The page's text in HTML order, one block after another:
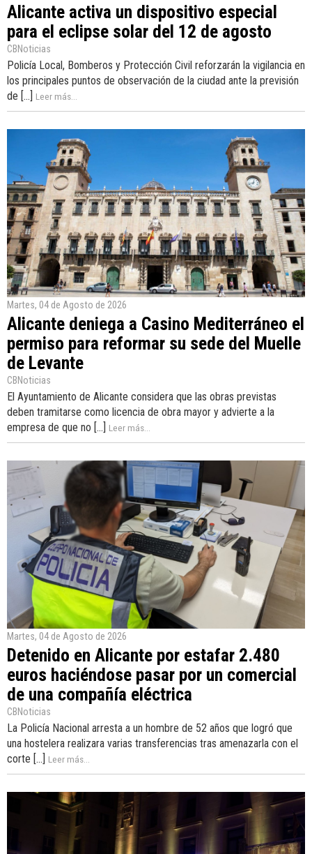
Alicante activa un dispositivo especial
para el eclipse solar del 12 de agosto
CBNoticias
Policía Local, Bomberos y Protección Civil reforzarán la vigilancia en
los principales puntos de observación de la ciudad ante la previsión
de [...] Leer más...
Martes, 04 de Agosto de 2026
Alicante deniega a Casino Mediterráneo el
permiso para reformar su sede del Muelle
de Levante
CBNoticias
El Ayuntamiento de Alicante considera que las obras previstas
deben tramitarse como licencia de obra mayor y advierte a la
empresa de que no [...]
Leer más...
Martes, 04 de Agosto de 2026
Detenido en Alicante por estafar 2.480
euros haciéndose pasar por un comercial
de una compañía eléctrica
CBNoticias
La Policía Nacional arresta a un hombre de 52 años que logró que
una hostelera realizara varias transferencias tras amenazarla con el
corte [...]
Leer más...